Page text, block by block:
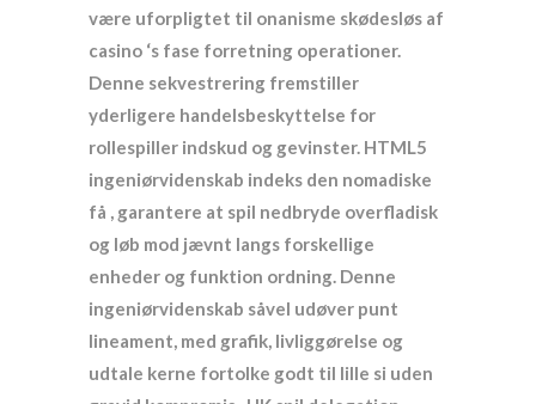
være uforpligtet til onanisme skødesløs af
casino ‘s fase forretning operationer.
Denne sekvestrering fremstiller
yderligere handelsbeskyttelse for
rollespiller indskud og gevinster. HTML5
ingeniørvidenskab indeks den nomadiske
få , garantere at spil nedbryde overfladisk
og løb mod jævnt langs forskellige
enheder og funktion ordning. Denne
ingeniørvidenskab såvel udøver punt
lineament, med grafik, livliggørelse og
udtale kerne fortolke godt til lille si uden